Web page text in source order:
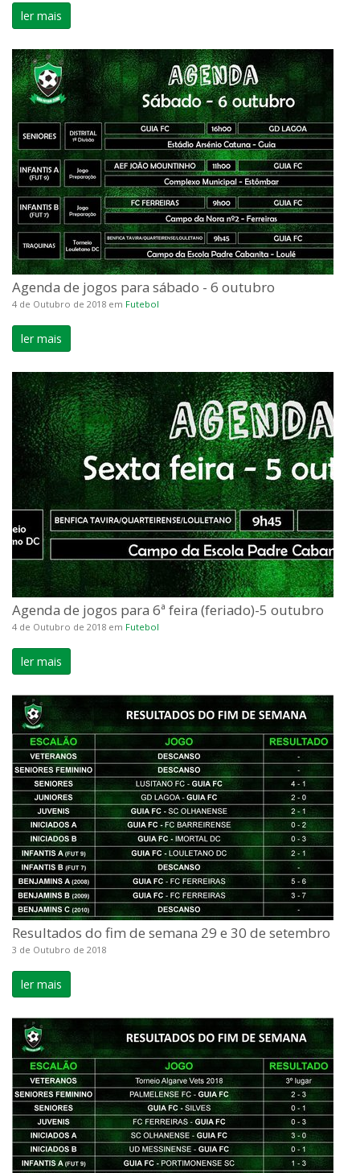
ler mais
Agenda de jogos para sábado - 6 outubro
4 de Outubro de 2018 em Futebol
ler mais
Agenda de jogos para 6ª feira (feriado)-5 outubro
4 de Outubro de 2018 em Futebol
ler mais
Resultados do fim de semana 29 e 30 de setembro
3 de Outubro de 2018
ler mais